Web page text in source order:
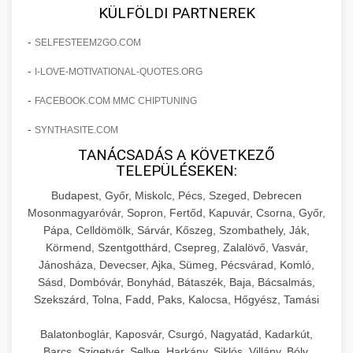
elkötelezettség erősítési módszerek
költségvetését gépi tanulással és
automatizálással.
aikampany.hu AI hirdetési automatizálás
🍞 20. Ipari Dagasztógép
Professzionális ipari dagasztógépek és
konyhák számára. Masszív konstrukció
megbízható teljesítményhez.
kereskedelmi tésztakeverő
🔪 21. Ipari Szeletelőgép
Ipari hús- és sajtszeletelő gépek professzionális
élelmiszer-előkészítéshez. Precíziós vágás
állítható vastagság beállítással.
professzionális élelmiszer szeletelő
📦 22. Vákuumozó Gép
Kereskedelmi vákuumcsomagoló berendezések
élelmiszerek tartósításához. Hosszabbítsa a
szavatossági időt és tartsa meg a termék
frissességét.
chef-iparikonyhagepek.hu
vákuum lezáró berendezés
🎁 23. Vákuumfóliázó Gép +
Ipari vákuumfóliázó gépek professzionális
élelmiszer-csomagolási műveletekhez.
Hatékony lezárási és tartósítási megoldások.
kereskedelmi csomagoló gép
🔥 24. Ipari Sütő és Gőzpároló +
Kereskedelmi légkeveréses sütők és gőzpárolók
kapacitású sütő- és főzőberendezés precíz
❄️ 25. Ipari Hűtőszekrény +
KÜLFÖLDI PARTNEREK
- SELFESTEEM2GO.COM
- I-LOVE-MOTIVATIONAL-QUOTES.ORG
- FACEBOOK.COM MMC CHIPTUNING
- SYNTHASITE.COM
TANÁCSADÁS A KÖVETKEZŐ
TELEPÜLÉSEKEN:
Budapest, Győr, Miskolc, Pécs, Szeged, Debrecen
Mosonmagyaróvár, Sopron, Fertőd, Kapuvár, Csorna, Győr,
Pápa, Celldömölk, Sárvár, Kőszeg, Szombathely, Ják,
Körmend, Szentgotthárd, Csepreg, Zalalövő, Vasvár,
Jánosháza, Devecser, Ajka, Sümeg, Pécsvárad, Komló,
Sásd, Dombóvár, Bonyhád, Bátaszék, Baja, Bácsalmás,
Szekszárd, Tolna, Fadd, Paks, Kalocsa, Hőgyész, Tamási
Balatonboglár, Kaposvár, Csurgó, Nagyatád, Kadarkút,